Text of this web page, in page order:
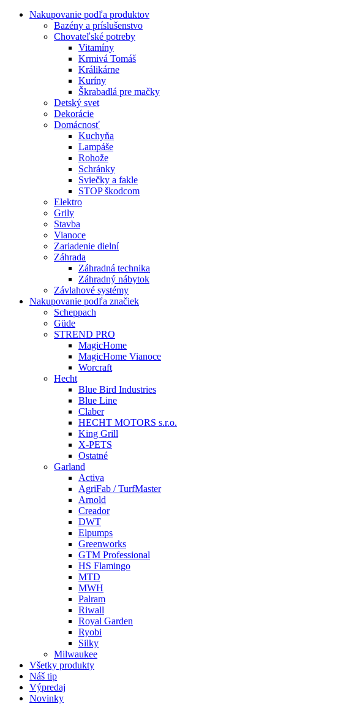
Nakupovanie podľa produktov
Bazény a príslušenstvo
Chovateľské potreby
Vitamíny
Krmivá Tomáš
Králikárne
Kuríny
Škrabadlá pre mačky
Detský svet
Dekorácie
Domácnosť
Kuchyňa
Lampáše
Rohože
Schránky
Sviečky a fakle
STOP škodcom
Elektro
Grily
Stavba
Vianoce
Zariadenie dielní
Záhrada
Záhradná technika
Záhradný nábytok
Závlahové systémy
Nakupovanie podľa značiek
Scheppach
Güde
STREND PRO
MagicHome
MagicHome Vianoce
Worcraft
Hecht
Blue Bird Industries
Blue Line
Claber
HECHT MOTORS s.r.o.
King Grill
X-PETS
Ostatné
Garland
Activa
AgriFab / TurfMaster
Arnold
Creador
DWT
Elpumps
Greenworks
GTM Professional
HS Flamingo
MTD
MWH
Palram
Riwall
Royal Garden
Ryobi
Silky
Milwaukee
Všetky produkty
Náš tip
Výpredaj
Novinky